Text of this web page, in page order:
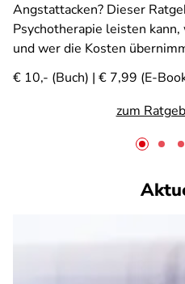
Angstattacken? Dieser
Psychotherapie leisten
und wer die Kosten
€ 10,- (Buch) | € 7,99 (E-
zum